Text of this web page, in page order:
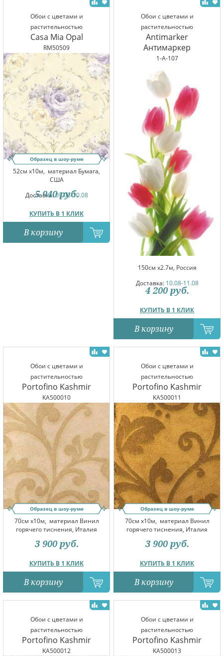
Обои с цветами и
растительностью
Casa Mia Opal
RM50509
Образец в шоу-руме
52см x10м, материал Бумага,
США
Доставка:09.08-10.08
КУПИТЬ В 1 КЛИК
5 940 руб.
В корзину
Обои с цветами и
растительностью
Antimarker
Антимаркер
1-A-107
150см x2.7м, Россия
Доставка: 10.08-11.08
КУПИТЬ В 1 КЛИК
4 200 руб.
В корзину
Обои с цветами и
растительностью
Portofino Kashmir
KA500010
Образец в шоу-руме
70см x10м, материал Винил
горячего тиснения, Италия
КУПИТЬ В 1 КЛИК
3 900 руб.
В корзину
Обои с цветами и
растительностью
Portofino Kashmir
KA500011
Образец в шоу-руме
70см x10м, материал Винил
горячего тиснения, Италия
КУПИТЬ В 1 КЛИК
3 900 руб.
В корзину
Обои с цветами и
растительностью
Portofino Kashmir
KA500012
Обои с цветами и
растительностью
Portofino Kashmir
KA500013